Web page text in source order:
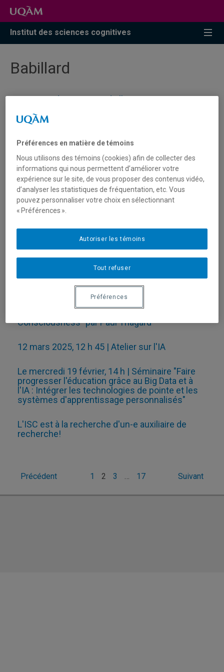
Accéder
recherche
Accéder
menu
pricipal
Accéder
zone
Institut des sciences cognitives
Babillard
Semaine des Instituts de l'UQAM | 23 au 26
2026
JOURNÉE MONDIALE DE LA LOGIQUE 2026 DE
L’UNESCO
ISC-9000 - CONNAISSANCE, RAISONNEMENT
ET PRISE DE DÉCISION (Préparation à l’école
Le mercredi 30 avril | L'IA agentive
Consciousness" par Paul Thagard
12 mars 2025, 12 h 45 | Atelier sur l'IA
Le mercredi 19 février, 14 h | Séminaire "Faire
progresser l'éducation grâce au Big Data et à
l'IA : Intégrer les technologies de pointe et les
systèmes d'apprentissage personnalisés"
L'ISC est à la recherche d'un-e auxiliaire de
recherche!
Pagination
des
Précédent 1 2 3 … 17 Suivant
Préférences en matière de témoins
Nous utilisons des témoins (cookies) afin de collecter des
informations qui nous permettent d’améliorer votre
expérience sur le site, de vous proposer des contenus vidéo,
d’analyser les statistiques de fréquentation, etc. Vous
pouvez personnaliser votre choix en sélectionnant
« Préférences ».
Tout refuser
Autoriser les témoins
Préférences